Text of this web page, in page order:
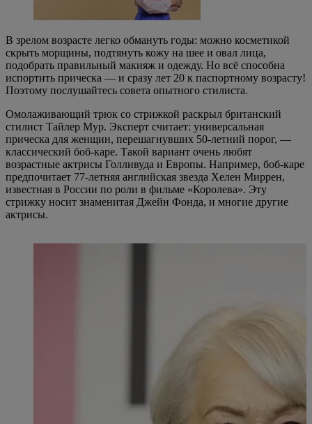
В зрелом возрасте легко обмануть годы: можно косметикой
скрыть морщины, подтянуть кожу на шее и овал лица,
подобрать правильный макияж и одежду. Но всё способна
испортить прическа — и сразу лет 20 к паспортному возрасту!
Поэтому послушайтесь совета опытного стилиста.
Омолаживающий трюк со стрижкой раскрыл британский
стилист Тайлер Мур. Эксперт считает: универсальная
прическа для женщин, перешагнувших 50-летний порог, —
классический боб-каре. Такой вариант очень любят
возрастные актрисы Голливуда и Европы. Например, боб-каре
предпочитает 77-летняя английская звезда Хелен Миррен,
известная в России по роли в фильме «Королева». Эту
стрижку носит знаменитая Джейн Фонда, и многие другие
актрисы.